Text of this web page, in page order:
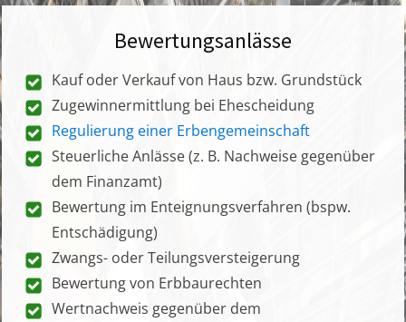
Bewertungsanlässe
Kauf oder Verkauf von Haus bzw. Grundstück
Zugewinnermittlung bei Ehescheidung
Regulierung einer Erbengemeinschaft
Steuerliche Anlässe (z. B. Nachweise gegenüber
dem Finanzamt)
Bewertung im Enteignungsverfahren (bspw.
Entschädigung)
Zwangs- oder Teilungsversteigerung
Bewertung von Erbbaurechten
Wertnachweis gegenüber dem